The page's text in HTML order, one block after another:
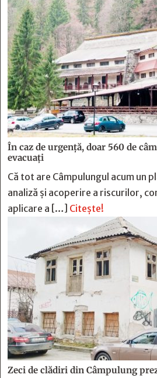
În caz de urgență, doar 560 de
evacuați
Că tot are Câmpulungul acum un
analiză și acoperire a riscurilor,
aplicare a […] Citește!
Zeci de clădiri din Câmpulung